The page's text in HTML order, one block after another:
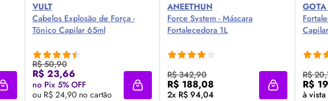
Adicionar à sacola
VULT
Cabelos Explosão de Força -
Tônico Capilar 65ml
R$ 50,90
R$ 23,66
no Pix 5% OFF
ou R$ 24,90 no cartão
Compre Agora ❯
Adicionar à sacola
ANEETHUN
Force System - Máscara
Fortalecedora 1L
R$ 342,90
R$ 188,08
2x R$ 94,04
Compre Agora ❯
Adicionar à
R$
R$
à vista